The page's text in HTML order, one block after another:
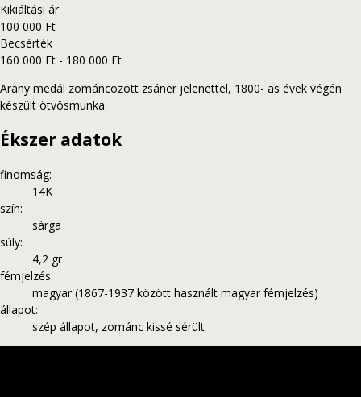
Kikiáltási ár
100 000 Ft
Becsérték
160 000 Ft - 180 000 Ft
Arany medál zománcozott zsáner jelenettel, 1800- as évek végén
készült ötvösmunka.
Ékszer adatok
finomság:
14K
szín:
sárga
súly:
4,2 gr
fémjelzés:
magyar (1867-1937 között használt magyar fémjelzés)
állapot:
szép állapot, zománc kissé sérült